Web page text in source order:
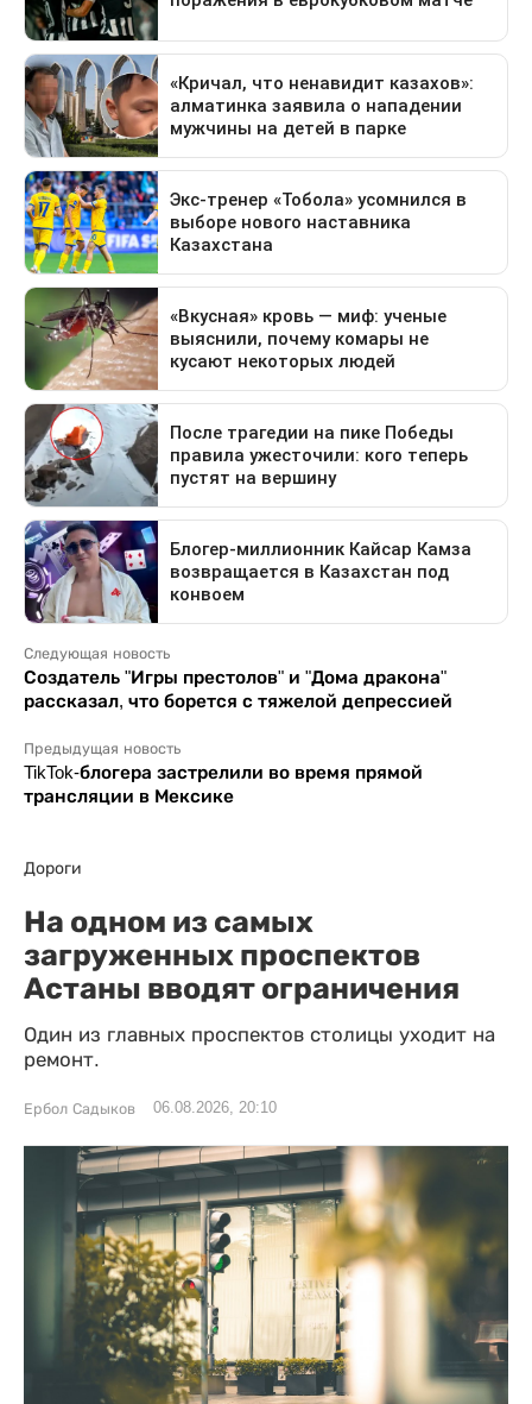
Следующая новость
Создатель "Игры престолов" и "Дома дракона"
рассказал, что борется с тяжелой депрессией
Предыдущая новость
TikTok-блогера застрелили во время прямой
трансляции в Мексике
Дороги
На одном из самых
загруженных проспектов
Астаны вводят ограничения
Один из главных проспектов столицы уходит на
ремонт.
Ербол Садыков 06.08.2026, 20:10